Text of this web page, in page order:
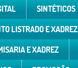
SINTÉTICOS
LISTRADO E XADREZ
E XADREZ